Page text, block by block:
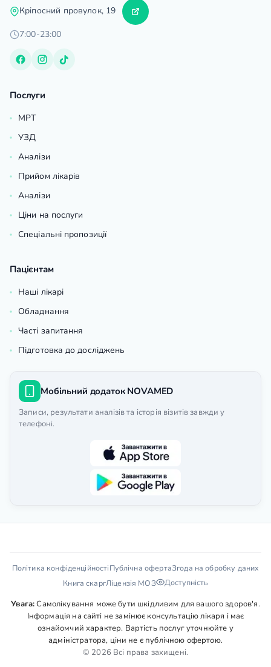
Кріпосний провулок, 19
7:00-23:00
Послуги
МРТ
УЗД
Аналізи
Прийом лікарів
Аналізи
Ціни на послуги
Спеціальні пропозиції
Пацієнтам
Наші лікарі
Обладнання
Часті запитання
Підготовка до досліджень
Мобільний додаток NOVAMED
Записи, результати аналізів та історія візитів завжди у
телефоні.
Політика конфіденційностіПублічна офертаЗгода на обробку даних
Книга скаргЛіцензія МОЗ Доступність
Увага:Самолікування може бути шкідливим для вашого здоров'я.
Інформація на сайті не замінює консультацію лікаря і має
ознайомчий характер. Вартість послуг уточнюйте у
адміністратора, ціни не є публічною офертою.
© 2026 Всі права захищені.